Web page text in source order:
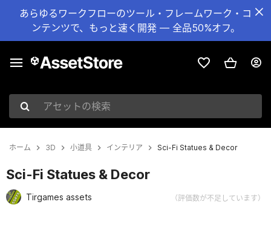
あらゆるワークフローのツール・フレームワーク・コ
ンテンツで、もっと速く開発 — 全品50%オフ。
アセットの検索
ホーム 3D 小道具 インテリア Sci-Fi Statues & Decor
Sci-Fi Statues & Decor
Tirgames assets （評価数が不足しています）